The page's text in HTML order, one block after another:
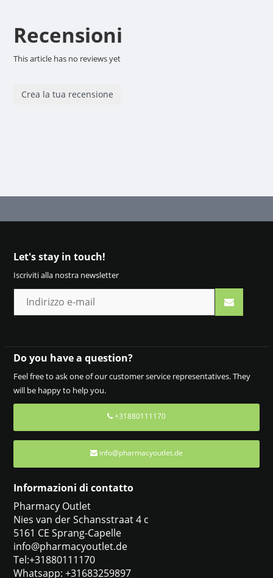
Recensioni
This article has no reviews yet
Crea la tua recensione
Let's stay in touch!
Iscriviti alla nostra newsletter
Do you have a question?
Feel free to ask one of our customer service representatives. They
will be happy to help you.
+31880111170
info@pharmacyoutlet.de
Informazioni di contatto
Pharmacy Outlet
Nies van der Schansstraat 4 c
5161 CE Sprang-Capelle
info@pharmacyoutlet.de
Tel:+31880111170
Whatsapp: +31683259897